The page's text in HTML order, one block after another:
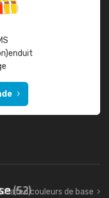
(52)couleurs de base